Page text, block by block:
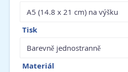
A5 (14.8 x 21 cm) na výšku
Tisk
Barevně jednostranně
Materiál